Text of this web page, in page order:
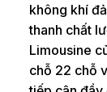
không khí
thanh chất
Limousine
chỗ 22 chỗ